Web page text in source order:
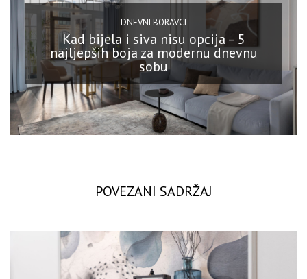
DNEVNI BORAVCI
Kad bijela i siva nisu opcija – 5
najljepših boja za modernu dnevnu
sobu
POVEZANI SADRŽAJ